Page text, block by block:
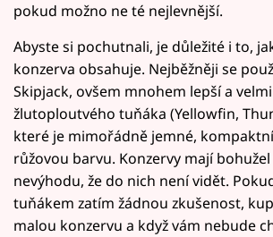
pokud možno ne té nejlevnější.
Abyste si pochutnali, je důležité i to,
konzerva obsahuje. Nejběžněji se
Skipjack, ovšem mnohem lepší a
žlutoploutvého tuňáka (Yellowfin,
které je mimořádně jemné,
růžovou barvu. Konzervy mají
nevýhodu, že do nich není vidět.
tuňákem zatím žádnou zkušenost,
malou konzervu a když vám nebude